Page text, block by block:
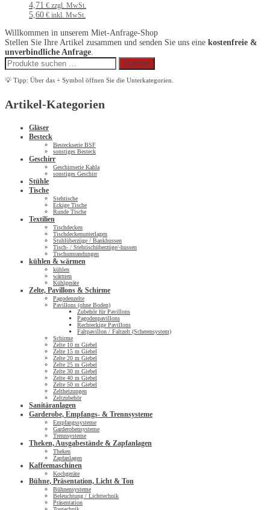
4,71 € zzgl. MwSt.
5,60 € inkl. MwSt.
Willkommen in unserem Miet-Anfrage-Shop
Stellen Sie Ihre Artikel zusammen und senden Sie uns eine kostenfreie &
unverbindliche Anfrage.
Suchen
nach:
Suchen
💡 Tipp: Über das + Symbol öffnen Sie die Unterkategorien.
Artikel-Kategorien
Gläser
Besteck
Besteckserie BSF
sonstiges Besteck
Geschirr
Geschirrserie Kahla
sonstiges Geschirr
Stühle
Tische
Stehtische
Eckige Tische
Runde Tische
Textilien
Tischdecken
Tischdeckenunterlagen
Stuhlüberzüge / Bankhussen
Tisch- / Stehtischüberzüge/-hussen
Tischumrandungen
kühlen & wärmen
kühlen
wärmen
Kühlgeräte
Zelte, Pavillons & Schirme
Pagodenzelte
Pavillons (ohne Boden)
Zubehör für Pavillons
Pagodenpavillons
Rechteckige Pavillons
Faltpavillon / Faltzelt (Scherensystem)
Schirme
Zelte 10 m Giebel
Zelte 15 m Giebel
Zelte 20 m Giebel
Zelte 25 m Giebel
Zelte 30 m Giebel
Zelte 40 m Giebel
Zelte 50 m Giebel
Zeltheizungen
Zeltzubehör
Sanitäranlagen
Garderobe, Empfangs- & Trennsysteme
Empfangssysteme
Garderobensysteme
Trennsysteme
Theken, Ausgabestände & Zapfanlagen
Theken
Zapfanlagen
Kaffeemaschinen
Kochgeräte
Bühne, Präsentation, Licht & Ton
Bühnensysteme
Beleuchtung / Lichttechnik
Präsentation